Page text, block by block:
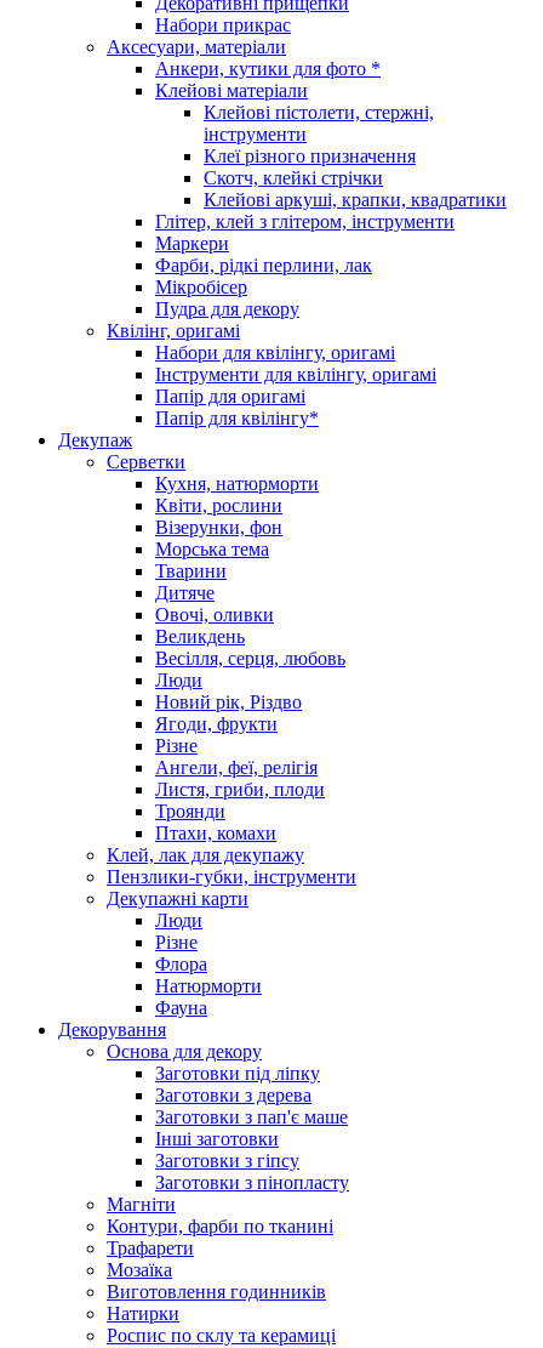
Набори прикрас
Аксесуари, матеріали
Анкери, кутики для фото *
Клейові матеріали
Клейові пістолети, стержні,
інструменти
Клеї різного призначення
Скотч, клейкі стрічки
Клейові аркуші, крапки, квадратики
Глітер, клей з глітером, інструменти
Маркери
Фарби, рідкі перлини, лак
Мікробісер
Пудра для декору
Квілінг, оригамі
Набори для квілінгу, оригамі
Інструменти для квілінгу, оригамі
Папір для оригамі
Папір для квілінгу*
Декупаж
Серветки
Кухня, натюрморти
Квіти, рослини
Візерунки, фон
Морська тема
Тварини
Дитяче
Овочі, оливки
Великдень
Весілля, серця, любовь
Люди
Новий рік, Різдво
Ягоди, фрукти
Різне
Ангели, феї, релігія
Листя, гриби, плоди
Троянди
Птахи, комахи
Клей, лак для декупажу
Пензлики-губки, інструменти
Декупажні карти
Люди
Різне
Флора
Натюрморти
Фауна
Декорування
Основа для декору
Заготовки під ліпку
Заготовки з дерева
Заготовки з пап'є маше
Інші заготовки
Заготовки з гіпсу
Заготовки з пінопласту
Магніти
Контури, фарби по тканині
Трафарети
Мозаїка
Виготовлення годинників
Натирки
Роспис по склу та керамиці